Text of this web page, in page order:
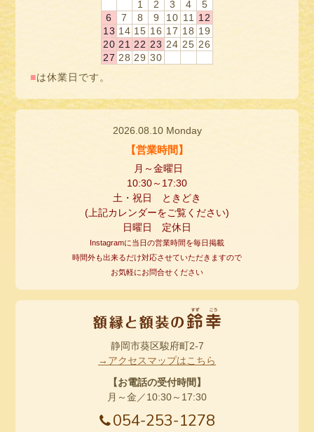
1
2 3 4
5
6
7 8 9 10 11
12
13 14 15 16 17 18 19
20 21 22 23 24 25 26
27 28 29 30
■は休業日です。
2026.08.10 Monday
【営業時間】
月～金曜日
10:30～ 17:30
土・祝日 ときどき
( 上記カレンダーをご覧ください)
日曜日 定休日
Instagramに当日の営業時間を毎日掲載
時間外も出来るだけ対応させていただきますので
お気軽にお問合せください
静岡市葵区駿府町2-7
→アクセスマップはこちら
【お電話の受付時間】
月～金／10:30～17:30
054-253-1278